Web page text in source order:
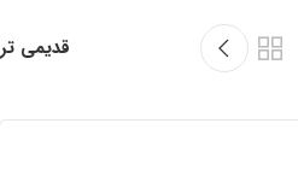
قدیمی تر